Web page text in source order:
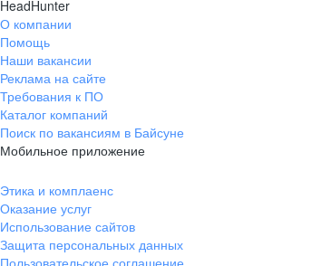
HeadHunter
О компании
Помощь
Наши вакансии
Реклама на сайте
Требования к ПО
Каталог компаний
Поиск по вакансиям в Байсуне
Мобильное приложение
Этика и комплаенс
Оказание услуг
Использование сайтов
Защита персональных данных
Пользовательское соглашение